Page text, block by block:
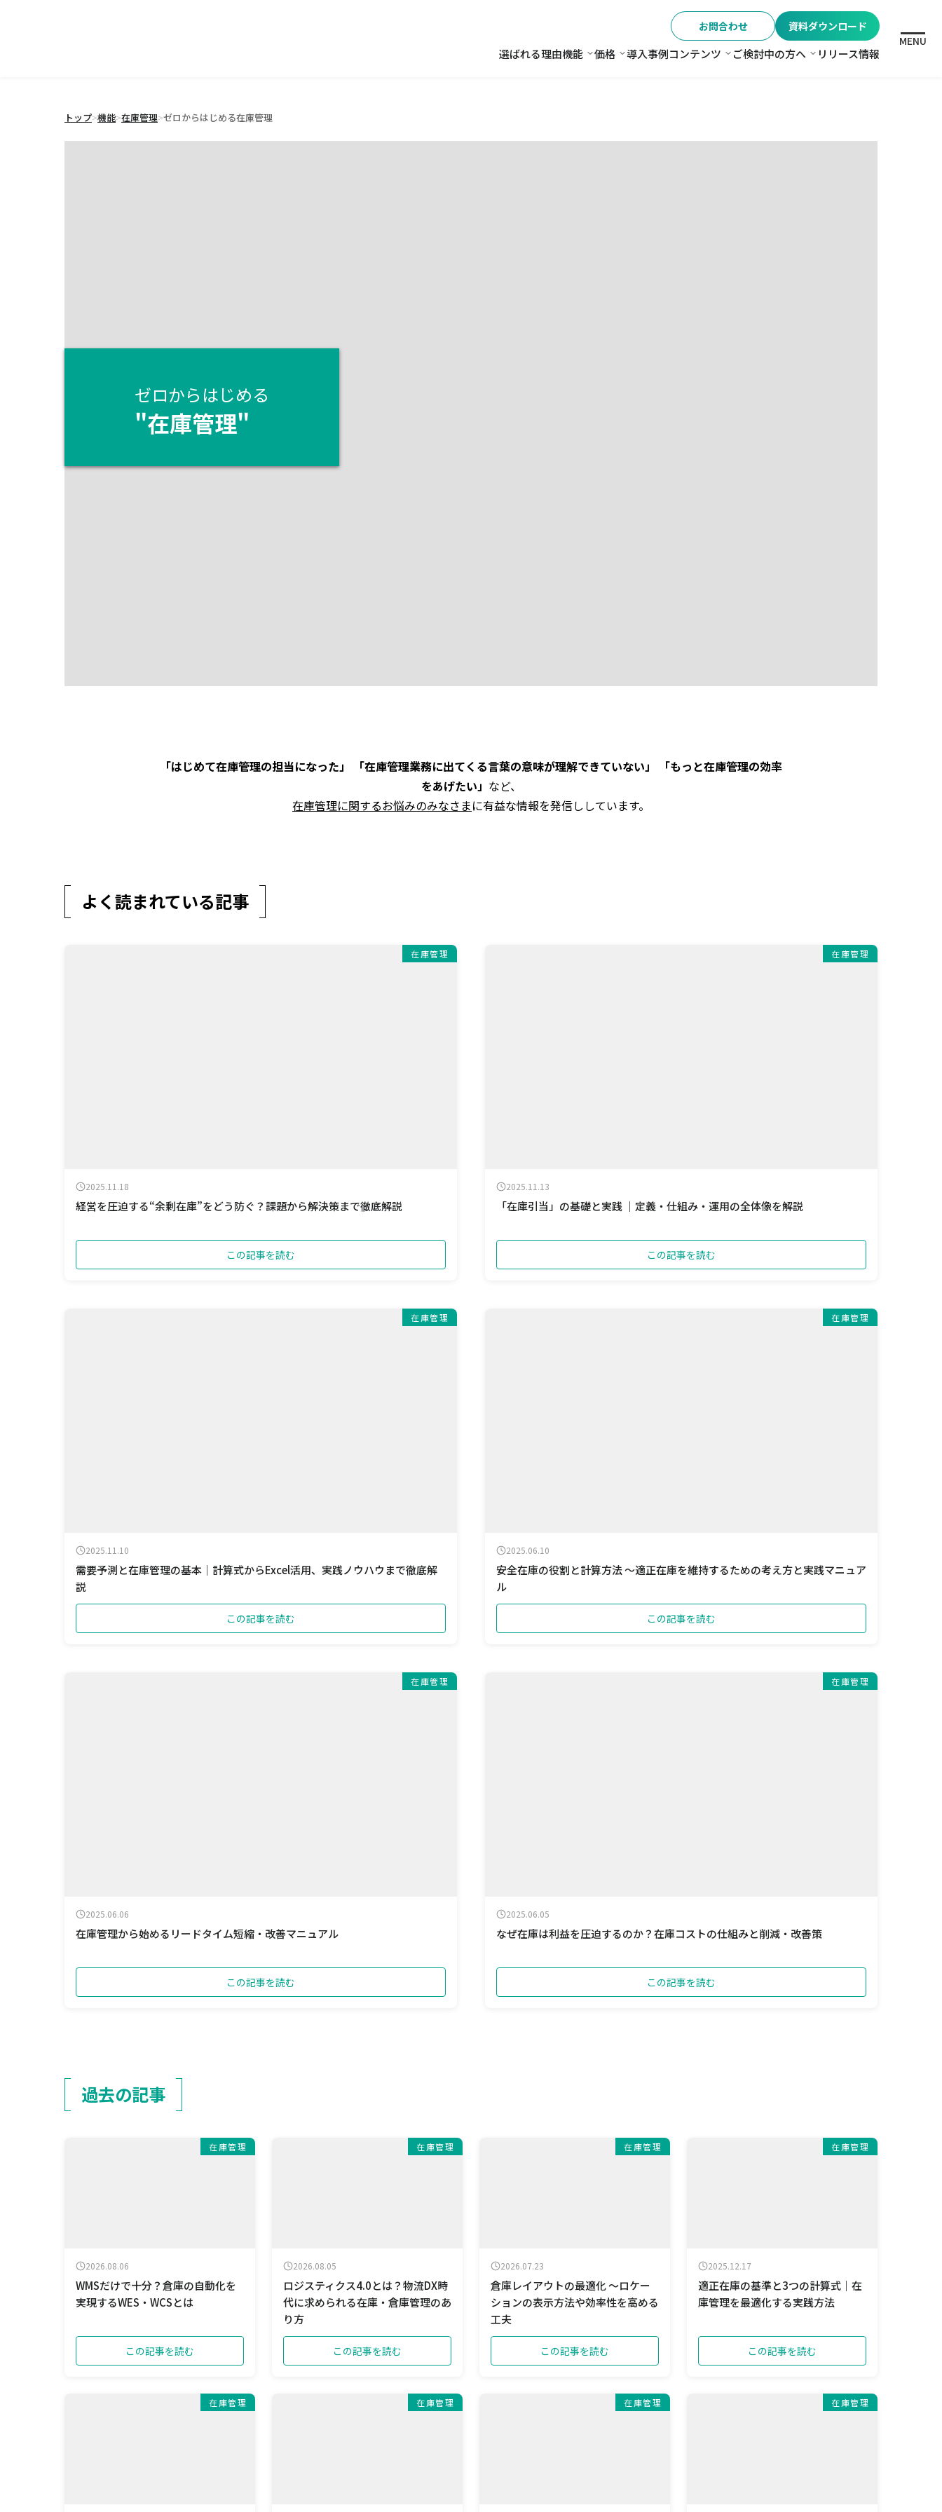
お問合わせ 資料ダウンロード
選ばれる理由機能 機能
価格 価格
導入事例コンテンツ コンテンツ
ご検討中の方へ ご検討中の方へ
リリース情報
MENU
トップ>機能>在庫管理>ゼロからはじめる在庫管理
ゼロからはじめる
"在庫管理"
「はじめて在庫管理の担当になった」 「在庫管理業務に出てくる言葉の意味が理解できていない」 「もっと在庫管理の効率
をあげたい」 など、
在庫管理に関するお悩みのみなさまに有益な情報を発信ししています。
よく読まれている記事
在庫管理
2025.11.18
経営を圧迫する“余剰在庫”をどう防ぐ？課題から解決策まで徹底解説
この記事を読む
在庫管理
2025.11.13
「在庫引当」の基礎と実践 ｜定義・仕組み・運用の全体像を解説
この記事を読む
在庫管理
2025.11.10
需要予測と在庫管理の基本｜計算式からExcel活用、実践ノウハウまで徹底解
説
この記事を読む
在庫管理
2025.06.10
安全在庫の役割と計算方法 ～適正在庫を維持するための考え方と実践マニュア
ル
この記事を読む
在庫管理
2025.06.06
在庫管理から始めるリードタイム短縮・改善マニュアル
この記事を読む
在庫管理
2025.06.05
なぜ在庫は利益を圧迫するのか？在庫コストの仕組みと削減・改善策
この記事を読む
過去の記事
在庫管理
2026.08.06
WMSだけで十分？倉庫の自動化を
実現するWES・WCSとは
この記事を読む
在庫管理
2026.08.05
ロジスティクス4.0とは？物流DX時
代に求められる在庫・倉庫管理のあ
り方
この記事を読む
在庫管理
2026.07.23
倉庫レイアウトの最適化 ～ロケー
ションの表示方法や効率性を高める
工夫
この記事を読む
在庫管理
2025.12.17
適正在庫の基準と3つの計算式｜在
庫管理を最適化する実践方法
この記事を読む
在庫管理 在庫管理 在庫管理 在庫管理